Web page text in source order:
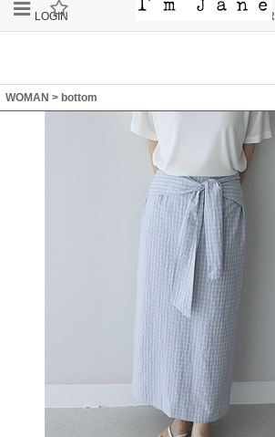
LOGIN ORDER
WOMAN > bottom